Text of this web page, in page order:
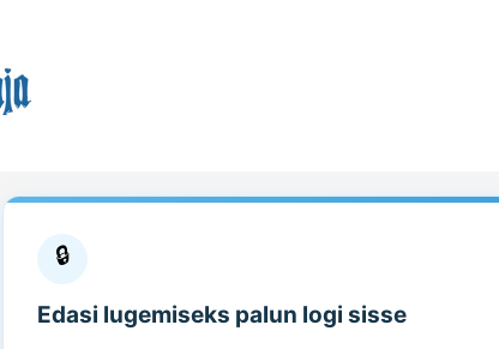
🔒
Edasi lugemiseks palun logi sisse